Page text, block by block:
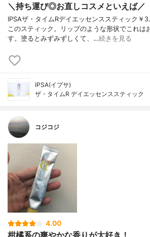
＼持ち運び◎お直しコスメといえば／
IPSAザ・タイムRデイエッセンススティック￥
このスティック。リップのような形状でこれは
す。塗るとみずみずしくて、…続きを見る
IPSA(イプサ)
ザ・タイムR デイエッセンススティック
コジコジ
4.00
柑橘系の爽やかな香りが大好き！